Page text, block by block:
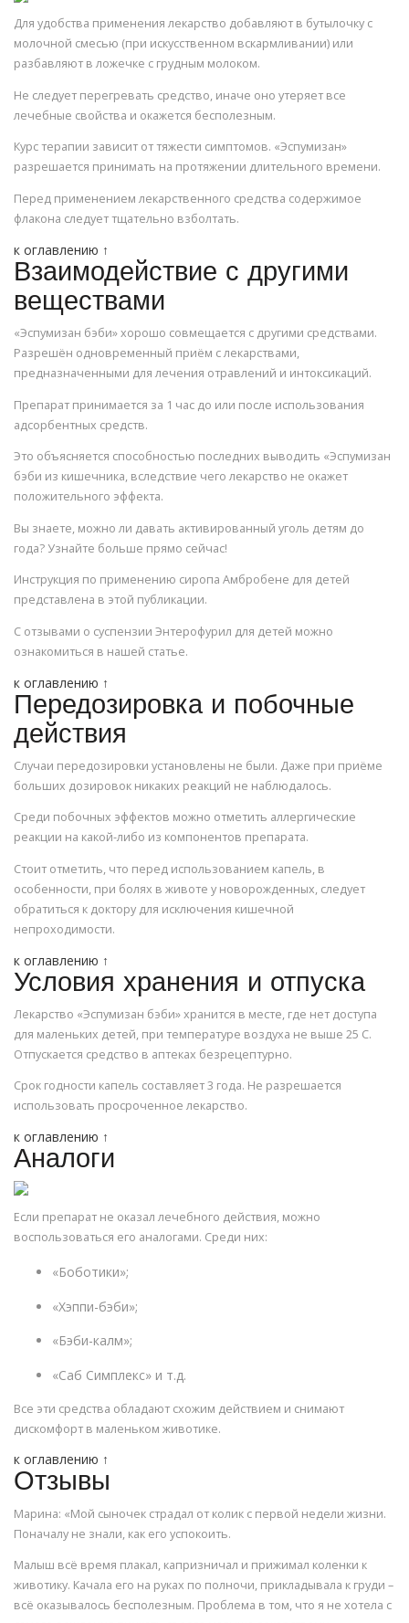
Для удобства применения лекарство добавляют в бутылочку с
молочной смесью (при искусственном вскармливании) или
разбавляют в ложечке с грудным молоком.
Не следует перегревать средство, иначе оно утеряет все
лечебные свойства и окажется бесполезным.
Курс терапии зависит от тяжести симптомов. «Эспумизан»
разрешается принимать на протяжении длительного времени.
Перед применением лекарственного средства содержимое
флакона следует тщательно взболтать.
к оглавлению ↑
Взаимодействие с другими
веществами
«Эспумизан бэби» хорошо совмещается с другими средствами.
Разрешён одновременный приём с лекарствами,
предназначенными для лечения отравлений и интоксикаций.
Препарат принимается за 1 час до или после использования
адсорбентных средств.
Это объясняется способностью последних выводить «Эспумизан
бэби из кишечника, вследствие чего лекарство не окажет
положительного эффекта.
Вы знаете, можно ли давать активированный уголь детям до
года? Узнайте больше прямо сейчас!
Инструкция по применению сиропа Амбробене для детей
представлена в этой публикации.
С отзывами о суспензии Энтерофурил для детей можно
ознакомиться в нашей статье.
к оглавлению ↑
Передозировка и побочные
действия
Случаи передозировки установлены не были. Даже при приёме
больших дозировок никаких реакций не наблюдалось.
Среди побочных эффектов можно отметить аллергические
реакции на какой-либо из компонентов препарата.
Стоит отметить, что перед использованием капель, в
особенности, при болях в животе у новорожденных, следует
обратиться к доктору для исключения кишечной
непроходимости.
к оглавлению ↑
Условия хранения и отпуска
Лекарство «Эспумизан бэби» хранится в месте, где нет доступа
для маленьких детей, при температуре воздуха не выше 25 С.
Отпускается средство в аптеках безрецептурно.
Срок годности капель составляет 3 года. Не разрешается
использовать просроченное лекарство.
к оглавлению ↑
Аналоги
Если препарат не оказал лечебного действия, можно
воспользоваться его аналогами. Среди них:
«Боботики»;
«Хэппи-бэби»;
«Бэби-калм»;
«Саб Симплекс» и т.д.
Все эти средства обладают схожим действием и снимают
дискомфорт в маленьком животике.
к оглавлению ↑
Отзывы
Марина: «Мой сыночек страдал от колик с первой недели жизни.
Поначалу не знали, как его успокоить.
Малыш всё время плакал, капризничал и прижимал коленки к
животику. Качала его на руках по полночи, прикладывала к груди –
всё оказывалось бесполезным. Проблема в том, что я не хотела с